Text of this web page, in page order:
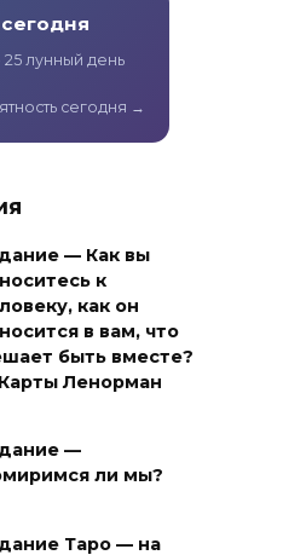
лунный день
сегодня →
— Как вы
к
как он
в вам, что
быть вместе?
Ленорман
—
ли мы?
Таро — на